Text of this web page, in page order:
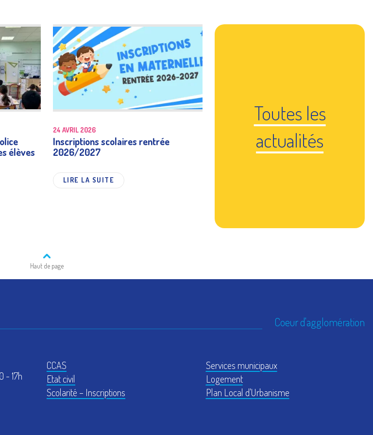
élèves
24 AVRIL 2026
Inscriptions scolaires rentrée
2026/2027
LIRE LA SUITE
Toutes les
actualités
Haut de page
Coeur d'agglomération
- 17h
CCAS
Etat civil
Scolarité – Inscriptions
Services municipaux
Logement
Plan Local d'Urbanisme